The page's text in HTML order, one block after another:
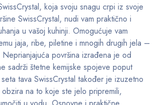
koja svoju snagu crpi iz svoje
SwissCrystal, nudi vam praktično i
u vašoj kuhinji. Omogućuje vam
jaja, ribe, piletine i mnogih drugih jela –
površina izrađena je od
sadrži štetne kemijske spojeve poput
tava SwissCrystal također je izuzetno
na to koje ste jelo pripremili,